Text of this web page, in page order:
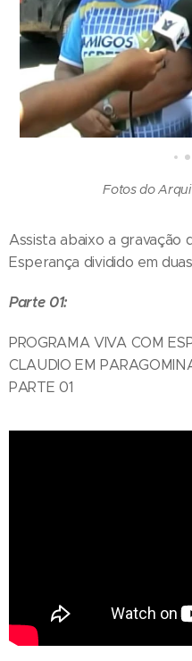
Fotos do
Assista abaixo a gravação
Esperança dividido em
Parte 01:
PROGRAMA VIVA COM
CLAUDIO EM
PARTE 01